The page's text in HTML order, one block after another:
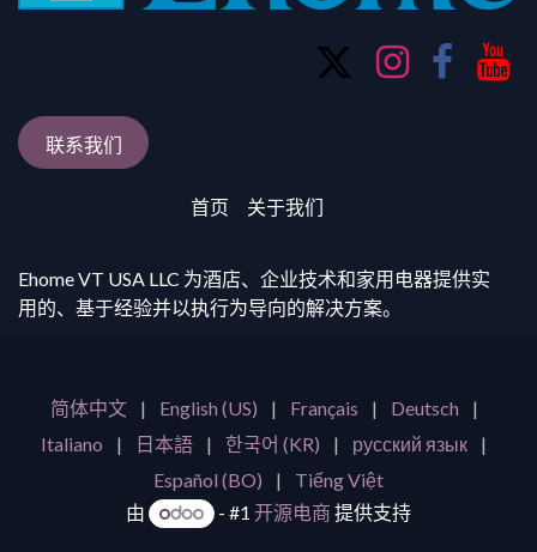
联系我们
首页 关于我们
Ehome VT USA LLC 为酒店、企业技术和家用电器提供实
用的、基于经验并以执行为导向的解决方案。
简体中文 | English (US) | Français | Deutsch
|
Italiano
| 日本語 | 한국어 (KR) | русский язык
|
Español (BO)
|
Tiếng Việt
由
- #1 开源电商 提供支持